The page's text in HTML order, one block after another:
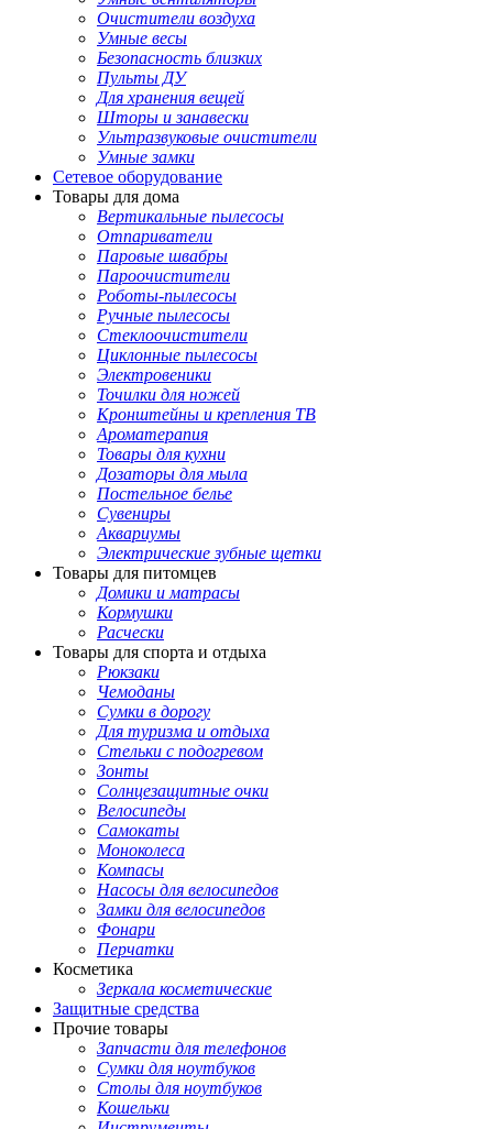
Очистители воздуха
Умные весы
Безопасность близких
Пульты ДУ
Для хранения вещей
Шторы и занавески
Ультразвуковые очистители
Умные замки
Сетевое оборудование
Товары для дома
Вертикальные пылесосы
Отпариватели
Паровые швабры
Пароочистители
Роботы-пылесосы
Ручные пылесосы
Стеклоочистители
Циклонные пылесосы
Электровеники
Точилки для ножей
Кронштейны и крепления ТВ
Ароматерапия
Товары для кухни
Дозаторы для мыла
Постельное белье
Сувениры
Аквариумы
Электрические зубные щетки
Товары для питомцев
Домики и матрасы
Кормушки
Расчески
Товары для спорта и отдыха
Рюкзаки
Чемоданы
Сумки в дорогу
Для туризма и отдыха
Стельки с подогревом
Зонты
Солнцезащитные очки
Велосипеды
Самокаты
Моноколеса
Компасы
Насосы для велосипедов
Замки для велосипедов
Фонари
Перчатки
Косметика
Зеркала косметические
Защитные средства
Прочие товары
Запчасти для телефонов
Сумки для ноутбуков
Столы для ноутбуков
Кошельки